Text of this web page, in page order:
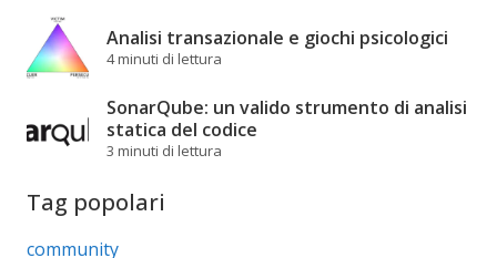
Analisi transazionale e giochi psicologici
4 minuti di lettura
SonarQube: un valido strumento di analisi
statica del codice
3 minuti di lettura
Tag popolari
community